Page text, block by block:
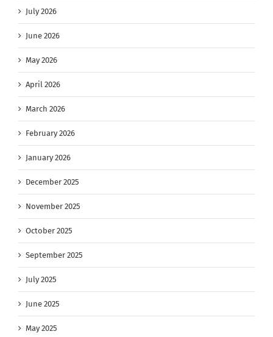
July 2026
June 2026
May 2026
April 2026
March 2026
February 2026
January 2026
December 2025
November 2025
October 2025
September 2025
July 2025
June 2025
May 2025